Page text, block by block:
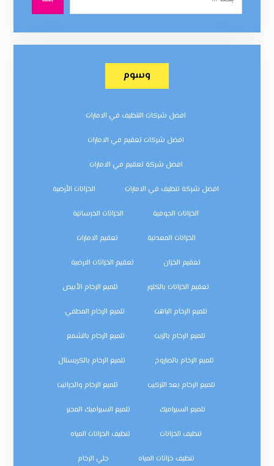
وسوم
افضل شركات التنظيف في الامارات
افضل شركات تعقيم في الامارات
افضل شركة تعقيم في الامارات
افضل شركة تنظيف في الامارات الخزانات الأرضية
الخزانات الجوفية الخزانات الخرسانية
الخزانات المعدنية تعقيم الامارات
تعقيم الخزان تعقيم الخزانات الارضية
تعقيم الخزانات بالكلور تلميع الرخام الأبيض
تلميع الرخام الباهت تلميع الرخام المطفي
تلميع الرخام بالزيت تلميع الرخام بالشمع
تلميع الرخام بالصاروخ تلميع الرخام بالكريستال
تلميع الرخام بعد التركيب تلميع الرخام والجرانيت
تلميع السيراميك تلميع السيراميك المجير
تنظيف الخزانات تنظيف الخزانات المياه
تنظيف خزانات المياه جلي الرخام